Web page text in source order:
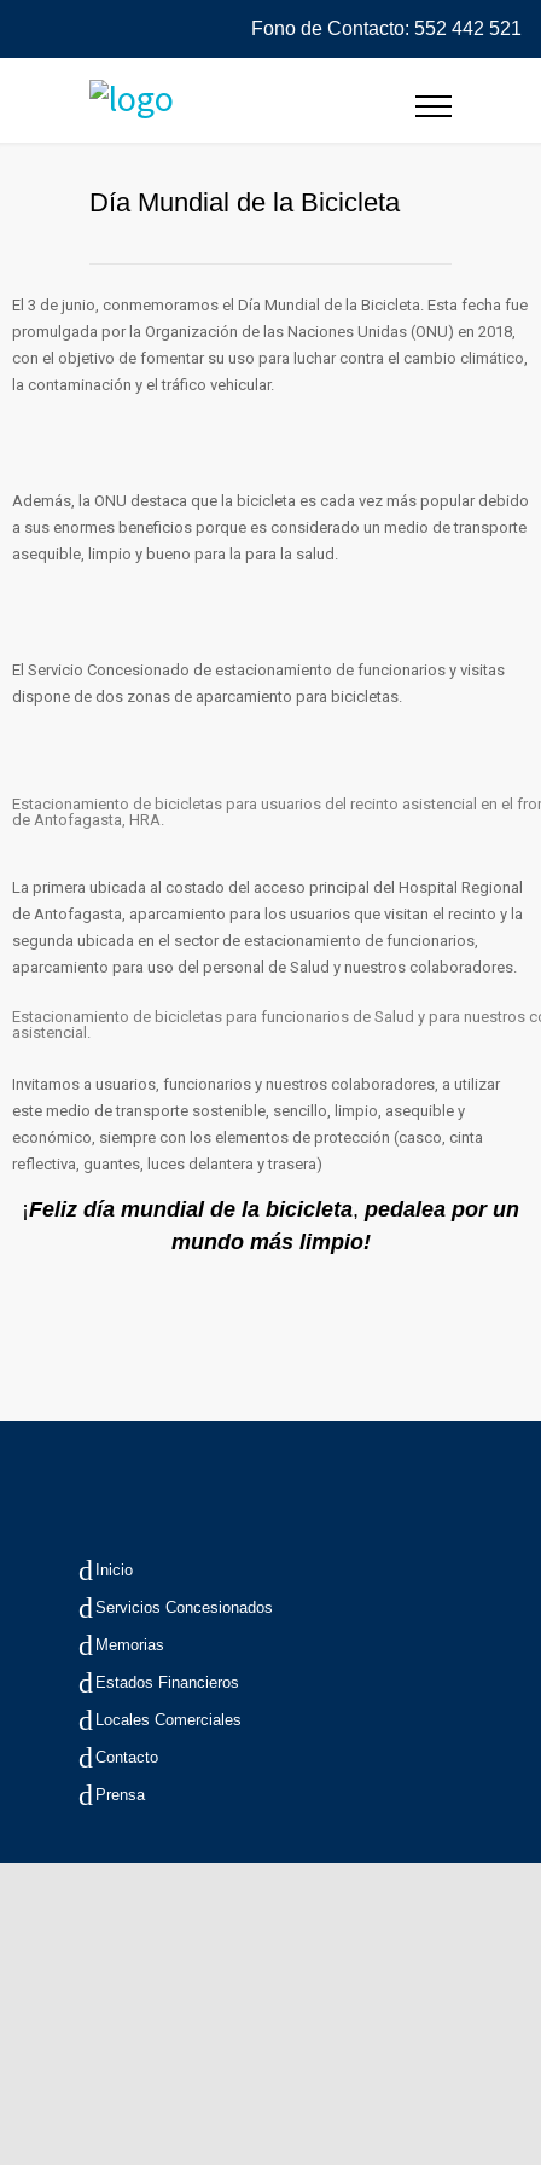
Fono de Contacto: 552 442 521
Día Mundial de la Bicicleta
El 3 de junio, conmemoramos el Día Mundial de la Bicicleta. Esta fecha fue
promulgada por la Organización de las Naciones Unidas (ONU) en 2018,
con el objetivo de fomentar su uso para luchar contra el cambio climático,
la contaminación y el tráfico vehicular.
Además, la ONU destaca que la bicicleta es cada vez más popular debido
a sus enormes beneficios porque es considerado un medio de transporte
asequible, limpio y bueno para la para la salud.
El Servicio Concesionado de estacionamiento de funcionarios y visitas
dispone de dos zonas de aparcamiento para bicicletas.
Estacionamiento de bicicletas para usuarios del recinto asistencial en el
de Antofagasta, HRA.
La primera ubicada al costado del acceso principal del Hospital Regional
de Antofagasta, aparcamiento para los usuarios que visitan el recinto y la
segunda ubicada en el sector de estacionamiento de funcionarios,
aparcamiento para uso del personal de Salud y nuestros colaboradores.
Estacionamiento de bicicletas para funcionarios de Salud y para nuestros
asistencial.
Invitamos a usuarios, funcionarios y nuestros colaboradores, a utilizar
este medio de transporte sostenible, sencillo, limpio, asequible y
económico, siempre con los elementos de protección (casco, cinta
reflectiva, guantes, luces delantera y trasera)
¡Feliz día mundial de la bicicleta, pedalea por un
mundo más limpio!
Inicio
Servicios Concesionados
Memorias
Estados Financieros
Locales Comerciales
Contacto
Prensa